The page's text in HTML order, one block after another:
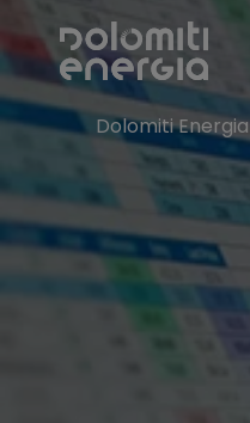
Dolomiti Energia